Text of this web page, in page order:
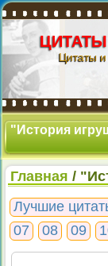
Цитаты
"История
Главная /
12
Лучшие
07
08 09